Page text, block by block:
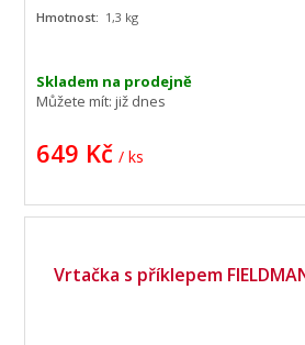
Skladem na prodejně
Můžete mít:již dnes
649 Kč / ks
vrtačka s příklepem
Hmotnost: 1,3 kg
Vrtačka s příklepem